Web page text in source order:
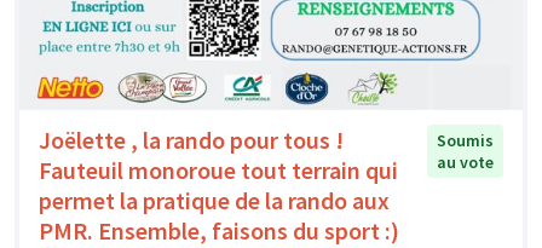
Joëlette , la rando pour tous !
Fauteuil monoroue tout terrain qui
permet la pratique de la rando aux
PMR. Ensemble, faisons du sport :)
Soumis
au vote